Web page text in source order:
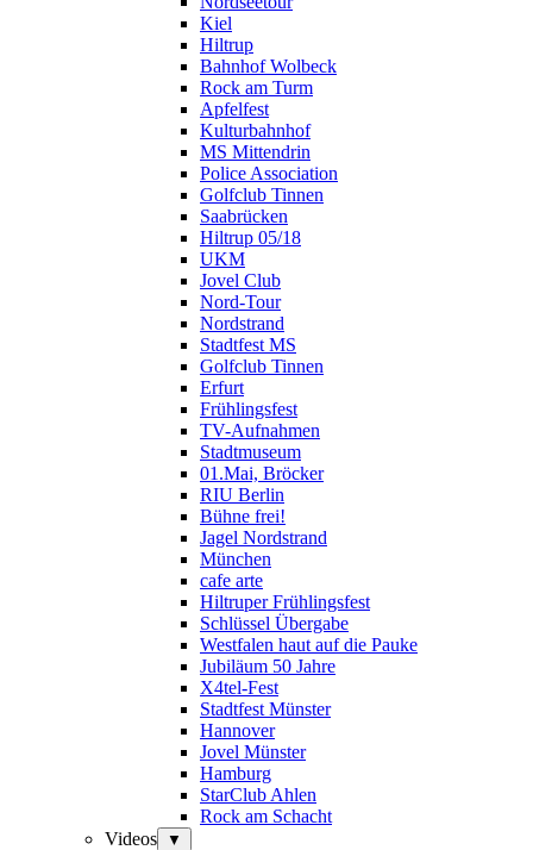
Kiel
Hiltrup
Bahnhof Wolbeck
Rock am Turm
Apfelfest
Kulturbahnhof
MS Mittendrin
Police Association
Golfclub Tinnen
Saabrücken
Hiltrup 05/18
UKM
Jovel Club
Nord-Tour
Nordstrand
Stadtfest MS
Golfclub Tinnen
Erfurt
Frühlingsfest
TV-Aufnahmen
Stadtmuseum
01.Mai, Bröcker
RIU Berlin
Bühne frei!
Jagel Nordstrand
München
cafe arte
Hiltruper Frühlingsfest
Schlüssel Übergabe
Westfalen haut auf die Pauke
Jubiläum 50 Jahre
X4tel-Fest
Stadtfest Münster
Hannover
Jovel Münster
Hamburg
StarClub Ahlen
Rock am Schacht
Videos
▼